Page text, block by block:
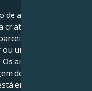
anjo 933 é o
para
Pode ser
uma resposta
anjos da guarda
de trabalho árduo
envolvido.